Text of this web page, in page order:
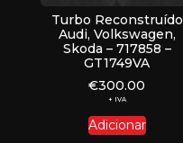
Turbo Reconstruído
Audi, Volkswagen,
Skoda – 717858 –
GT1749VA
€300.00
+ IVA
Adicionar